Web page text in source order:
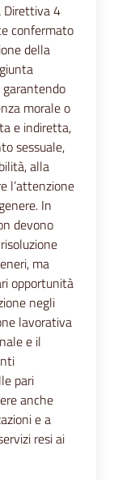
Direttiva 4
confermato
della
morale o
e indiretta,
sessuale,
alla
l’attenzione
In
devono
ma
opportunità
negli
lavorativa
e il
pari
anche
e a
resi ai